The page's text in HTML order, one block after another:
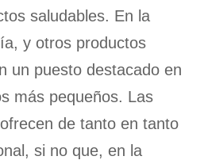
saludables. En la
y otros productos
un puesto destacado en
más pequeños. Las
de tanto en tanto
si no que, en la